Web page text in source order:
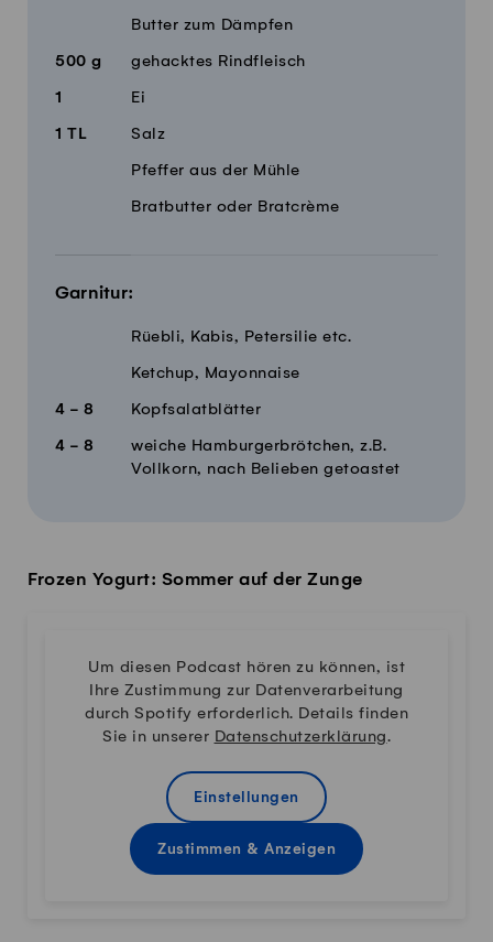
Butter zum Dämpfen
500 g gehacktes Rindfleisch
1 Ei
1 TL Salz
Pfeffer aus der Mühle
Bratbutter oder Bratcrème
Garnitur:
Rüebli, Kabis, Petersilie etc.
Ketchup, Mayonnaise
4 - 8 Kopfsalatblätter
4 - 8
weiche Hamburgerbrötchen, z.B.
Vollkorn, nach Belieben getoastet
Frozen Yogurt: Sommer auf der Zunge
Um diesen Podcast hören zu können, ist
Ihre Zustimmung zur Datenverarbeitung
durch Spotify erforderlich. Details finden
Sie in unserer Datenschutzerklärung.
Einstellungen
Zustimmen & Anzeigen